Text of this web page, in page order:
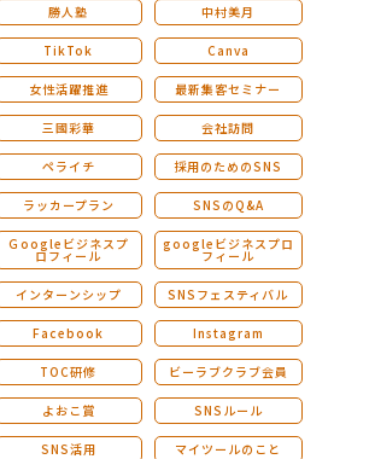
勝人塾 中村美月
TikTok Canva
女性活躍推進 最新集客セミナー
三國彩華 会社訪問
ペライチ 採用のためのSNS
ラッカープラン SNSのQ&A
Ｇoogleビジネスプ
ロフィール
googleビジネスプロ
フィール
インターンシップ SNSフェスティバル
Facebook Instagram
TOC研修 ビーラブクラブ会員
よおこ賞 SNSルール
SNS活用 マイツールのこと